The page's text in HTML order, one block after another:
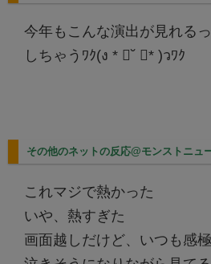
今年もこんな演出が見れる
しちゃうﾜｸ(ง * ॑˘ ॑* )วﾜｸ
その他のネットの反応@モンストニュ
これマジで熱かった
いや、熱すぎた
画面越しだけど、いつも感